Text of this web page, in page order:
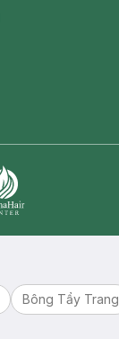
Bông Tẩy Trang